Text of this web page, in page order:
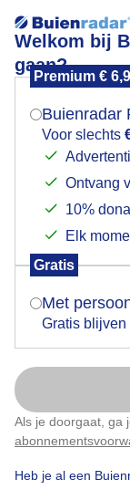
Welkom bij
gaan?
Premium €
Buienradar
Voor slechts
Ontvang
10%
Elk
Gratis
Met
Gratis blijven
Als je doorgaat, ga
Heb je al een
Grijze luchten
Door: Jacob Zeefat
Mogen
Indien je hier
verschijnt er